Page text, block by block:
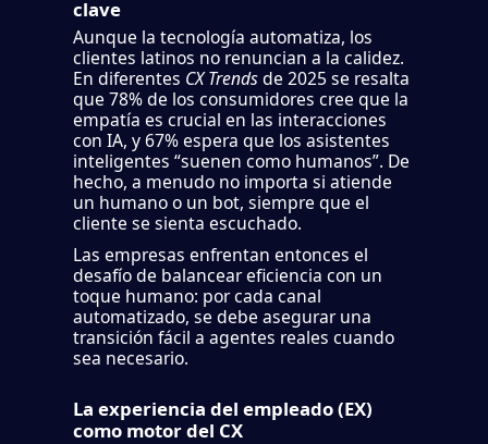
clave
Aunque la tecnología automatiza, los
clientes latinos no renuncian a la calidez.
En diferentes CX Trendsde 2025 se resalta
que 78% de los consumidores cree que la
empatía es crucial en las interacciones
con IA, y 67% espera que los asistentes
inteligentes “suenen como humanos”. De
hecho, a menudo no importa si atiende
un humano o un bot, siempre que el
cliente se sienta escuchado.
Las empresas enfrentan entonces el
desafío de balancear eficiencia con un
toque humano: por cada canal
automatizado, se debe asegurar una
transición fácil a agentes reales cuando
sea necesario.
La experiencia del empleado (EX)
como motor del CX